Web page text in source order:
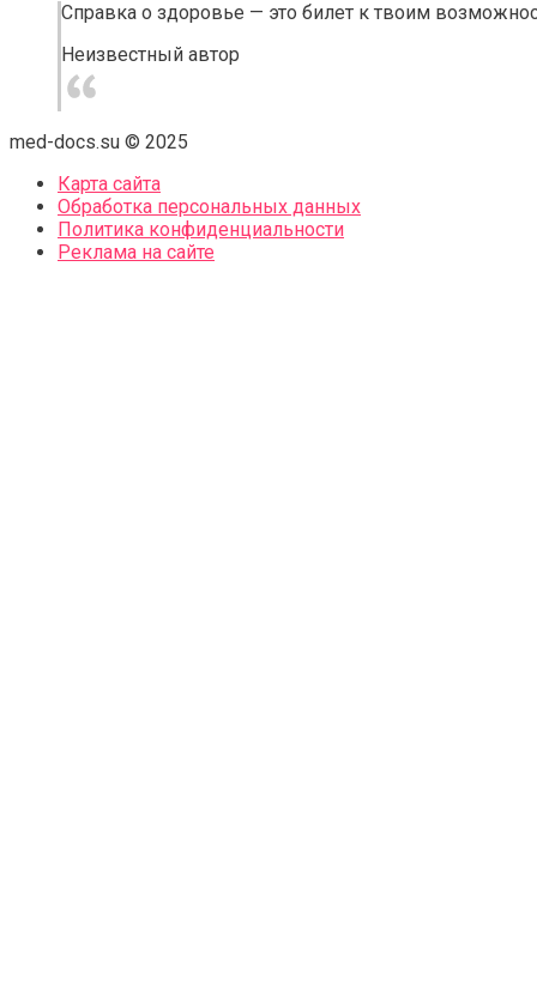
Справка о здоровье — это билет к твоим
Неизвестный автор
med-docs.su © 2025
Карта сайта
Обработка персональных данных
Политика конфиденциальности
Реклама на сайте